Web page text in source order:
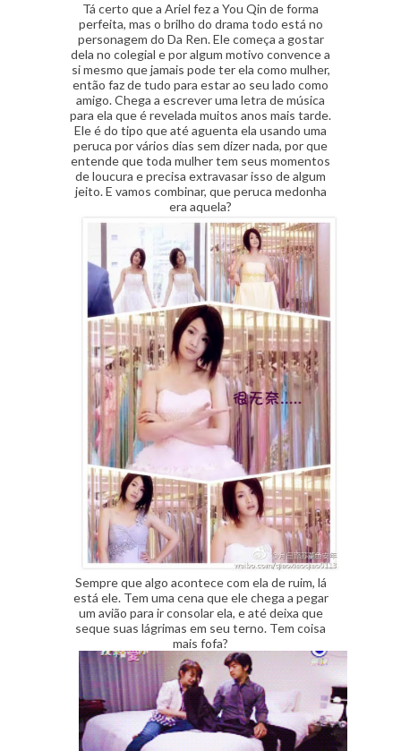
Tá certo que a Ariel fez a You Qin de forma
perfeita, mas o brilho do drama todo está no
personagem do Da Ren.Ele começa a gostar
dela no colegial e por algum motivo convence a
si mesmo que jamais pode ter ela como mulher,
então faz de tudo para estar ao seu lado como
amigo. Chega a escrever uma letra de música
para ela que é revelada muitos anos mais tarde.
Ele é do tipo que até aguenta ela usando uma
peruca por vários dias sem dizer nada, por que
entende que toda mulher tem seus momentos
de loucura e precisa extravasar isso de algum
jeito. E vamos combinar, que peruca medonha
era aquela?
Sempre que algo acontece com ela de ruim, lá
está ele. Tem uma cena que ele chega a pegar
um avião para ir consolar ela, e até deixa que
seque suas lágrimas em seu terno. Tem coisa
mais fofa?